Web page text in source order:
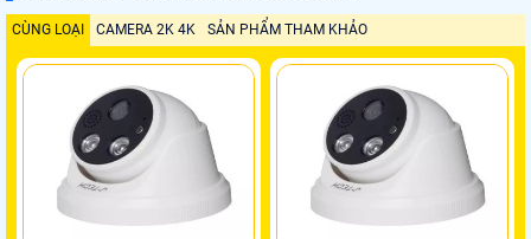
CÙNG LOẠI CAMERA 2K 4K SẢN PHẨM THAM KHẢO